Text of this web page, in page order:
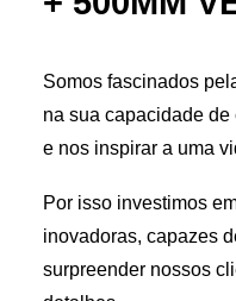
Somos fascinados
na sua capacidade
e nos inspirar a uma
Por isso investimos
inovadoras, capazes
surpreender nossos